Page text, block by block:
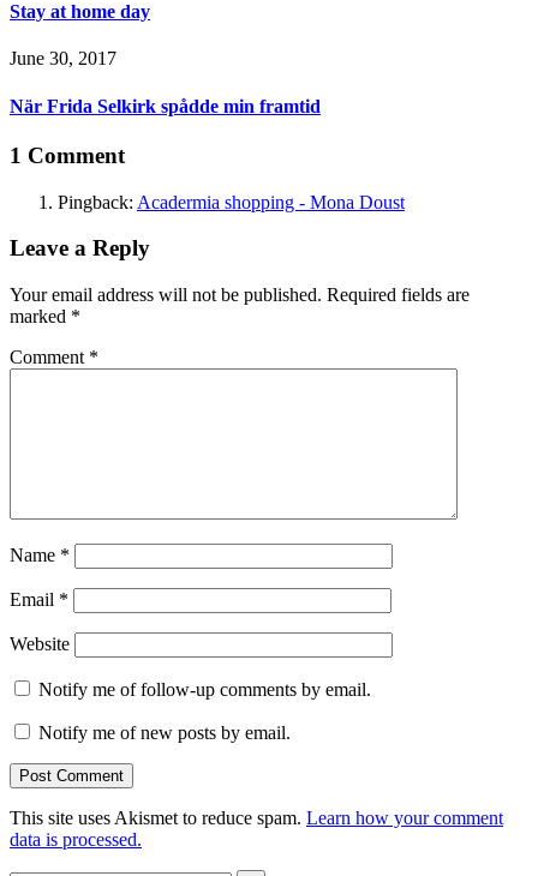
Stay at home day
June 30, 2017
När Frida Selkirk spådde min framtid
1 Comment
Pingback: Acadermia shopping - Mona Doust
Leave a Reply
Your email address will not be published. Required fields are
marked *
Comment *
Name *
Email *
Website
Notify me of follow-up comments by email.
Notify me of new posts by email.
This site uses Akismet to reduce spam. Learn how your comment
data is processed.